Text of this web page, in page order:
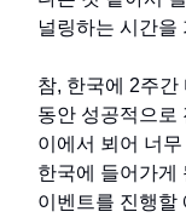
널링하는 시간을
참, 한국에 2주
동안 성공적으로
이에서 뵈어 너
한국에 들어가게
이벤트를 진행할